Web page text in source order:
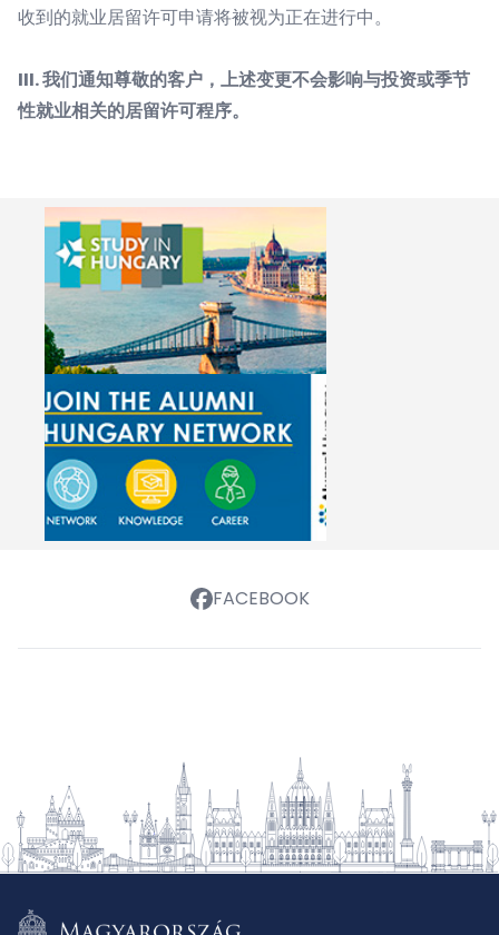
收到的就业居留许可申请将被视为正在进行中。
III. 我们通知尊敬的客户，上述变更不会影响与投资或季节
性就业相关的居留许可程序。
FACEBOOK